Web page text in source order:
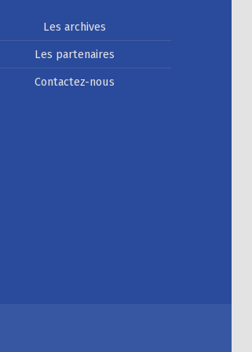
Les archives
Les partenaires
Contactez-nous